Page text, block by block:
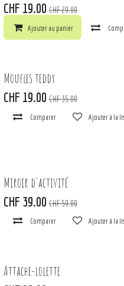
Ajouter à la liste de souhaits
CHF 19.00 CHF29.00
Ajouter au panier
souhaits
Moufles teddy
CHF 19.00 CHF35.00
Comparer Ajouter à la
Ajouter à la liste de souhaits
Miroir d'activité
CHF 39.00 CHF59.00
Comparer Ajouter à la
Attache-lolette